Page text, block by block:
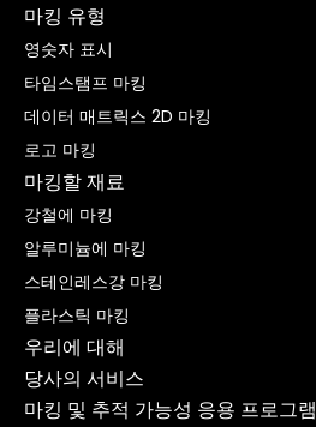
마킹 유형
영숫자 표시
타임스탬프 마킹
데이터 매트릭스 2D 마킹
로고 마킹
마킹할 재료
강철에 마킹
알루미늄에 마킹
스테인레스강 마킹
플라스틱 마킹
우리에 대해
당사의 서비스
마킹 및 추적 가능성 응용 프로그램